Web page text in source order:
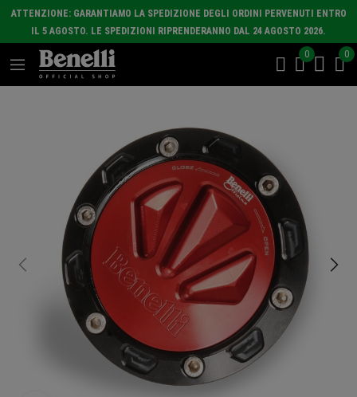
ATTENZIONE: GARANTIAMO LA SPEDIZIONE DEGLI ORDINI PERVENUTI ENTRO
IL 5 AGOSTO. LE SPEDIZIONI RIPRENDERANNO DAL 24 AGOSTO 2026.
0 0